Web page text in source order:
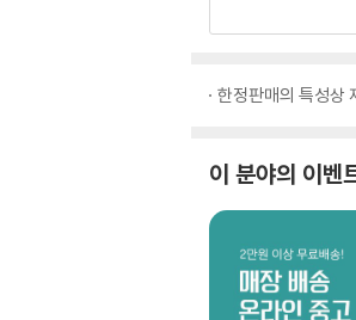
한정판매의 특성상
이 분야의 이벤